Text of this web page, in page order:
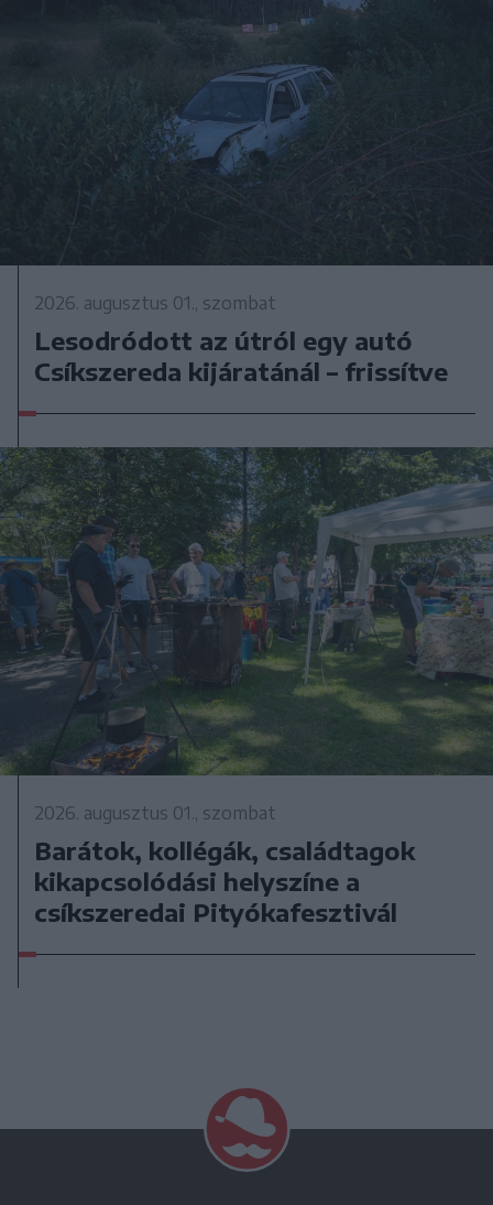
2026. augusztus 01., szombat
Lesodródott az útról egy autó
Csíkszereda kijáratánál – frissítve
2026. augusztus 01., szombat
Barátok, kollégák, családtagok
kikapcsolódási helyszíne a
csíkszeredai Pityókafesztivál